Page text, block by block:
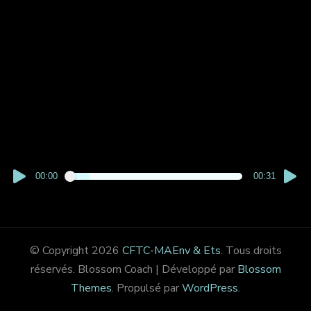
00:00 00:31
© Copyright 2026 CFTC-MAEnv & Ets. Tous droits
réservés. Blossom Coach | Développé par Blossom
Themes. Propulsé parWordPress.